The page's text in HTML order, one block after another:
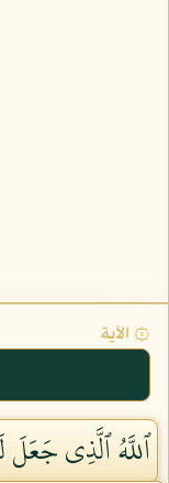
۞ الآية
ٱللَّهُ ٱلَّذِي جَعَلَ